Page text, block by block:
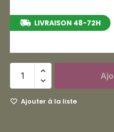
LIVRAISON 48-72H
Ajouter à la liste